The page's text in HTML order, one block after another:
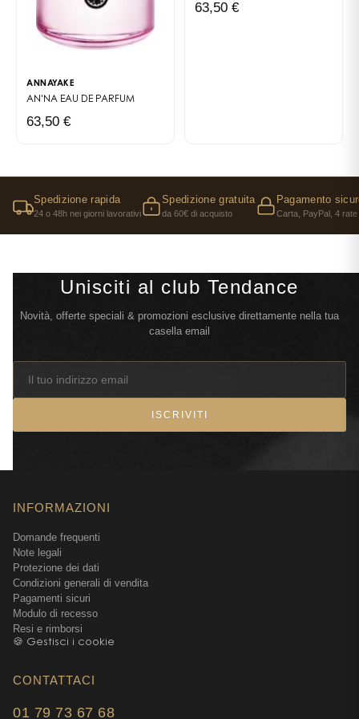
ANNAYAKE
AN'NA EAU DE PARFUM
63,50 €
63,50 €
Spedizione rapida
24 o 48h nei giorni lavorativi
Spedizione gratuita
da 60€ di acquisto
Pagamento
Carta, PayPal, 4
Unisciti al club Tendance
Novità, offerte speciali & promozioni esclusive direttamente nella tua
casella email
ISCRIVITI
INFORMAZIONI
Domande frequenti
Note legali
Protezione dei dati
Condizioni generali di vendita
Pagamenti sicuri
Modulo di recesso
Resi e rimborsi
🍪 Gestisci i cookie
CONTATTACI
01 79 73 67 68